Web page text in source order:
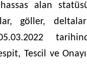
alan
göller,
Tescil ve